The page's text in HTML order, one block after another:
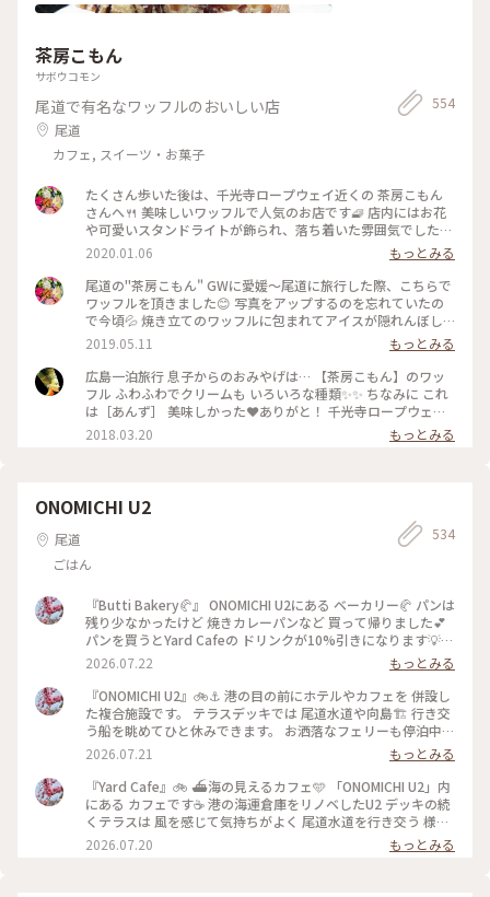
茶房こもん
サボウコモン
尾道で有名なワッフルのおいしい店
尾道
カフェ, スイーツ・お菓子
554
たくさん歩いた後は、千光寺ロープウェイ近くの 茶房こもん
さんへ🍴 美味しいワッフルで人気のお店です🧇 店内にはお花
や可愛いスタンドライトが飾られ、落ち着いた雰囲気でした✨
焼き立てのワッフルも ソースも 添えられたアイスも、どれも
美味しかったのですが、食べるのに夢中で肝心のワッフルの写
真を撮り忘れてしまいました🙇‍♀️💦 #尾道 #茶房こもん #ワッフ
ル #テラス席 #カフェ #千光寺ロープウェイ
2020.01.06
もっとみる
尾道の"茶房こもん" GWに愛媛〜尾道に旅行した際、こちらで
ワッフルを頂きました😊 写真をアップするのを忘れていたの
で今頃💦 焼き立てのワッフルに包まれてアイスが隠れんぼし
ています。 アイスにもワッフル生地にも合う、色あざやかな甘
酸っぱいベリーのソースがかかっていました❤️ ドリンクもと
ても美味しくて、尾道に行くと良く立ち寄るお店です☕️☺️ #お
いしい時間 #尾道 #広島 #ワッフル #こもん #喫茶店 #アイス #
スイーツ #カフェ
2019.05.11
もっとみる
広島一泊旅行 息子からのおみやげは… 【茶房こもん】のワッ
フル ふわふわでクリームも いろいろな種類✨✨ ちなみに これ
は［あんず］ 美味しかった❤ありがと！ 千光寺ロープウェイ
そばの レトロなワッフル専門店だそうです😊 あー私も行って
2018.03.20 もっとみる
ONOMICHI U2
尾道
ごはん
534
『Butti Bakery🥐』 ONOMICHI U2にある ベーカリー🥐 パンは
残り少なかったけど 焼きカレーパンなど 買って帰りました💕
パンを買うとYard Cafeの ドリンクが10%引きになります💡😊
尾道や広島のお土産も 並んでいて いろいろ気になるものが あ
りました💕 お洒落で美味しそうな レストランもあり 駅近で港
の素敵なスポットなので 尾道の帰りなどに寄って帰るのも お
すすめです🥰 ・ ・ #ひみつの絶景 #ことりっぷ尾道 #尾道ひと
り旅 #ひとり旅 #尾道U2 #ONOMICHIU2 #ButtiBakery #ベー
カリー #パン屋 #パン屋さん #パン #カレーパン #尾道のパン屋
さん #うちカフェ #お土産 #おみやげ #尾道 #広島 #広島県
2026.07.22
もっとみる
『ONOMICHI U2』🚲⚓️ 港の目の前にホテルやカフェを 併設し
た複合施設です。 テラスデッキでは 尾道水道や向島🏗️ 行き交
う船を眺めてひと休みできます。 お洒落なフェリーも停泊中
⛴️ Yard Cafeのアイスコーヒーを テイクアウトして 商店街で
手に入れた 「はっさく大福」🍊を ひとつつまみました😆 以前
買った「昇福亭長江」さんには 時期的に売ってなかったので
「松愛堂」さんで買いました。 多分冷凍ものだと思いますが
３年ぶりに食べるはっさく大福😍 ジューシーで爽やかで美味
道 #尾道ひとり旅 #ひとり旅 #尾道U2 #ONOMICHIU2
2026.07.21
もっとみる
『Yard Cafe』🚲 ⛴️海の見えるカフェ🩵 「ONOMICHI U2」内
にある カフェです☕️ 港の海運倉庫をリノベしたU2 デッキの続
くテラスは 風を感じて気持ちがよく 尾道水道を行き交う 様々
な船を眺めて 冷たいアイスコーヒーで ほっとひと息🩵 尾道の
海岸沿いの お洒落でカッコいいスポットです✨ ・ ・ #ひみつ
2026.07.20 もっとみる